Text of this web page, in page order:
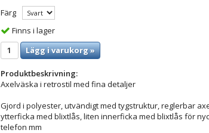
Färg
Finns i lager
Lägg i varukorg »
Produktbeskrivning:
Axelväska i retrostil med fina detaljer
Gjord i polyester, utvändigt med tygstruktur, reglerbar
ytterficka med blixtlås, liten innerficka med blixtlås för
telefon mm